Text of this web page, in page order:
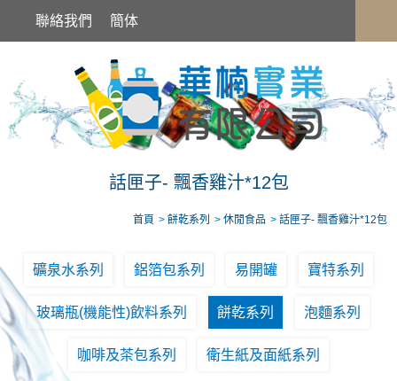
聯絡我們 簡体
話匣子- 飄香雞汁*12包
首頁 餅乾系列 休閒食品 話匣子- 飄香雞汁*12包
礦泉水系列 鋁箔包系列 易開罐 寶特系列
玻璃瓶(機能性)飲料系列 餅乾系列 泡麵系列
咖啡及茶包系列 衛生紙及面紙系列